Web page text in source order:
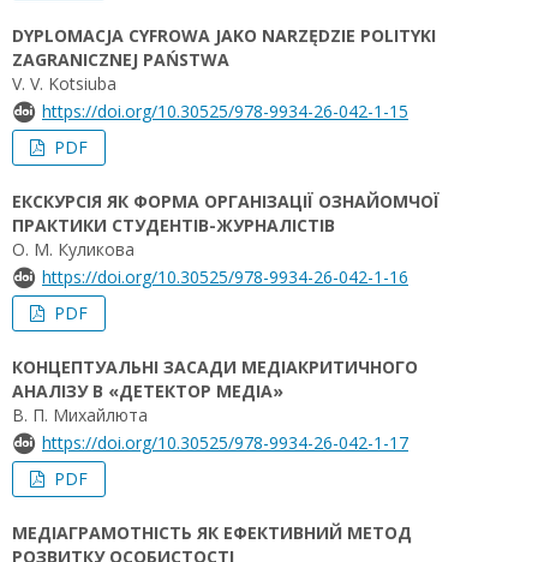
DYPLOMACJA CYFROWA JAKO NARZĘDZIE POLITYKI
ZAGRANICZNEJ PAŃSTWA
V. V. Kotsiuba
https://doi.org/10.30525/978-9934-26-042-1-15
PDF
ЕКСКУРСІЯ ЯК ФОРМА ОРГАНІЗАЦІЇ ОЗНАЙОМЧОЇ
ПРАКТИКИ СТУДЕНТІВ-ЖУРНАЛІСТІВ
О. М. Куликова
https://doi.org/10.30525/978-9934-26-042-1-16
PDF
КОНЦЕПТУАЛЬНІ ЗАСАДИ МЕДІАКРИТИЧНОГО
АНАЛІЗУ В «ДЕТЕКТОР МЕДІА»
В. П. Михайлюта
https://doi.org/10.30525/978-9934-26-042-1-17
PDF
МЕДІАГРАМОТНІСТЬ ЯК ЕФЕКТИВНИЙ МЕТОД
РОЗВИТКУ ОСОБИСТОСТІ